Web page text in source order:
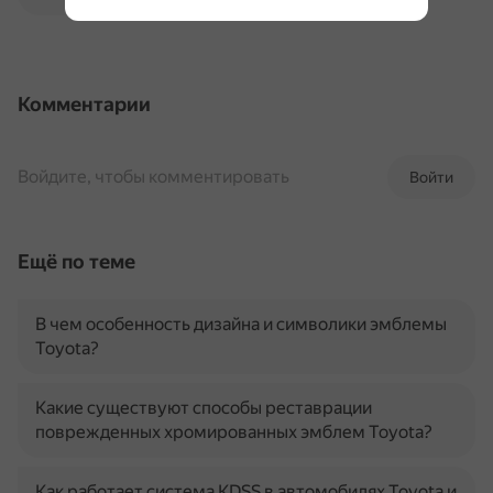
Комментарии
Войти
Войдите, чтобы комментировать
Ещё по теме
В чем особенность дизайна и символики эмблемы
Toyota?
Какие существуют способы реставрации
поврежденных хромированных эмблем Toyota?